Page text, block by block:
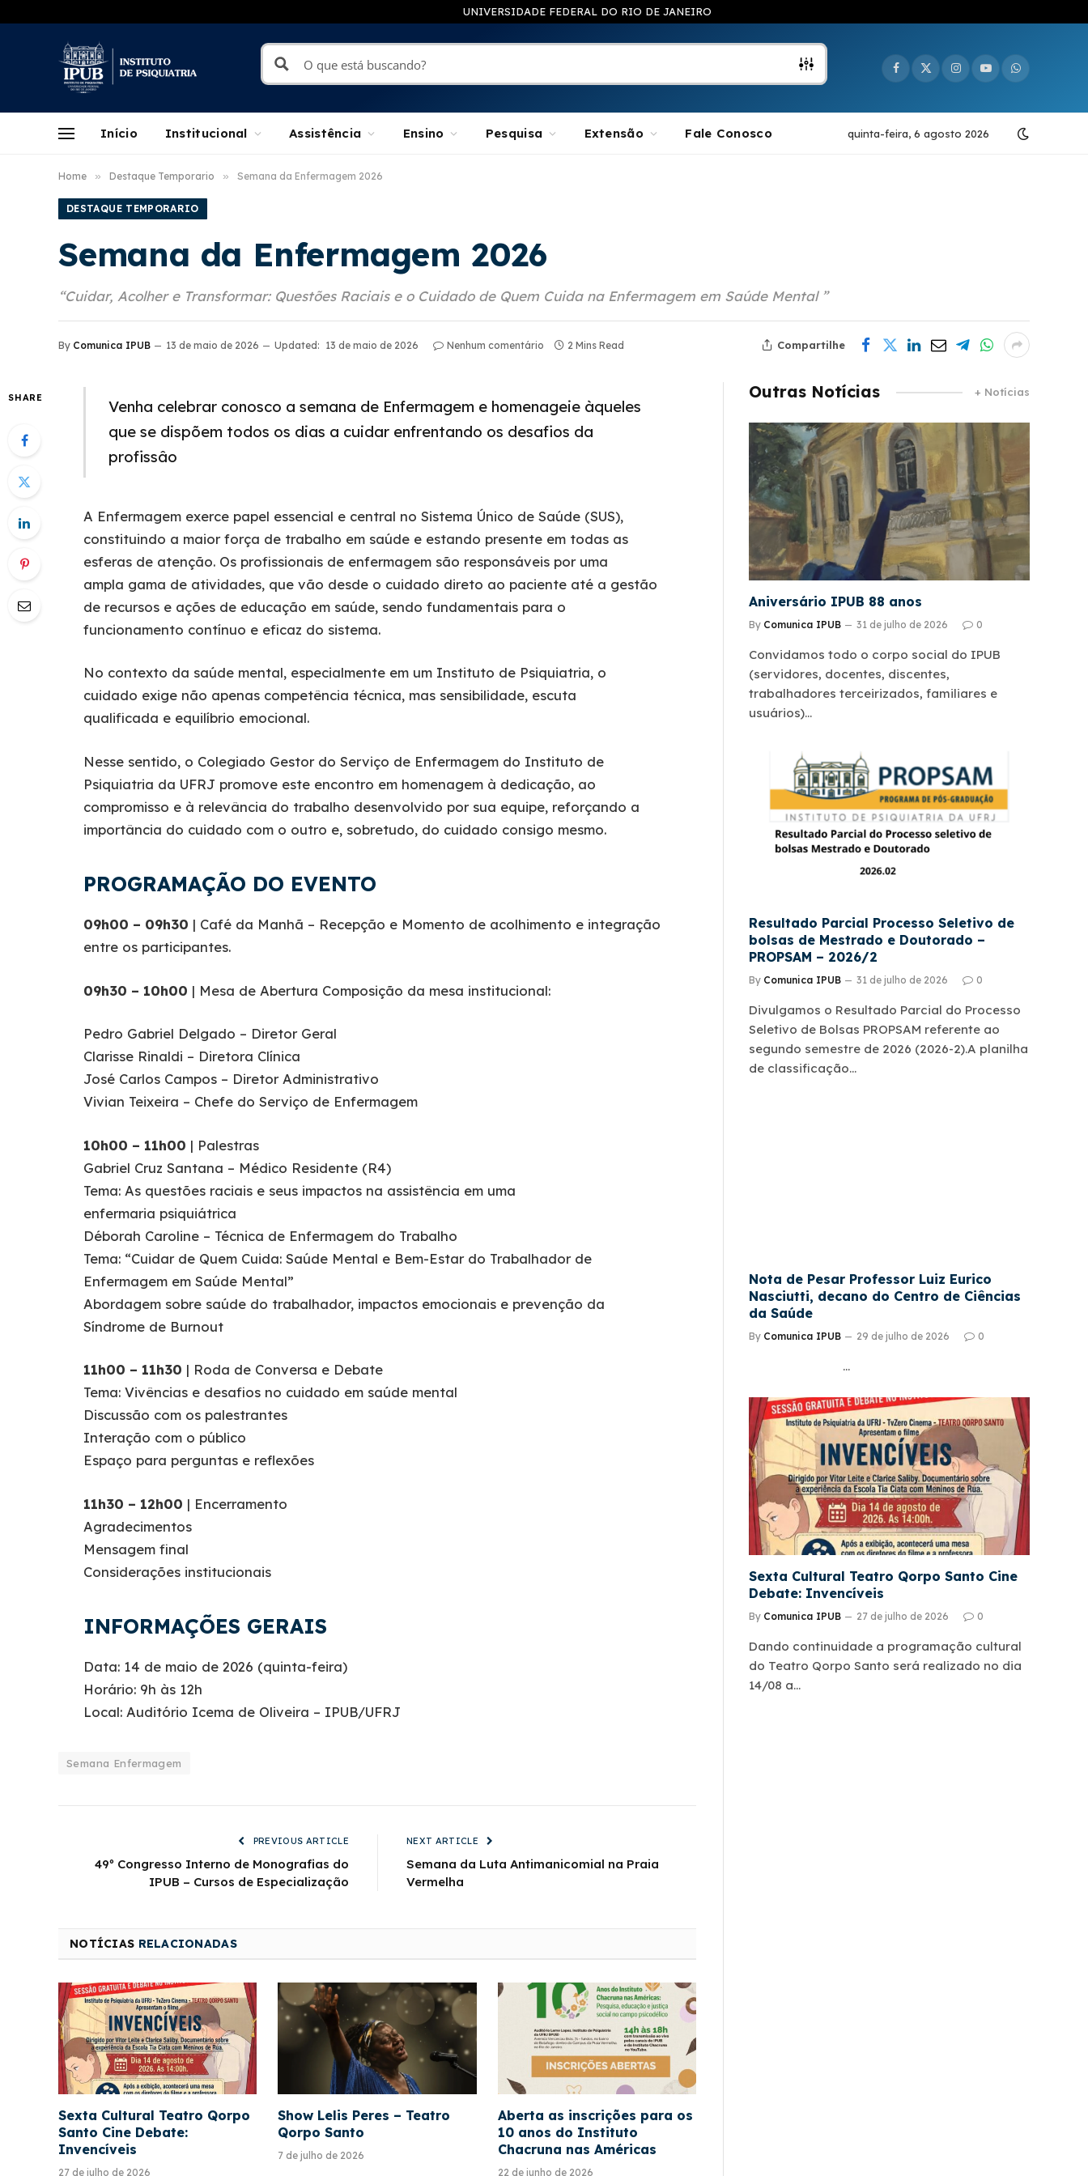
UNIVERSIDADE FEDERAL DO RIO DE JANEIRO
Facebook
X
Instagram
YouTubeWhatsApp
Início Institucional Assistência Ensino Pesquisa Extensão Fale Conosco quinta-feira, 6 agosto 2026
Home » Destaque Temporario » Semana da Enfermagem 2026
DESTAQUE TEMPORARIO
Semana da Enfermagem 2026
“Cuidar, Acolher e Transformar: Questões Raciais e o Cuidado de Quem Cuida na Enfermagem em Saúde Mental ”
By Comunica IPUB 13 de maio de 2026 Updated: 13 de maio de 2026 Nenhum comentário 2 Mins Read Compartilhe
SHARE
Venha celebrar conosco a semana de Enfermagem e homenageie àqueles
que se dispõem todos os dias a cuidar enfrentando os desafios da
profissâo
A Enfermagem exerce papel essencial e central no Sistema Único de Saúde (SUS),
constituindo a maior força de trabalho em saúde e estando presente em todas as
esferas de atenção. Os profissionais de enfermagem são responsáveis por uma
ampla gama de atividades, que vão desde o cuidado direto ao paciente até a gestão
de recursos e ações de educação em saúde, sendo fundamentais para o
funcionamento contínuo e eficaz do sistema.
No contexto da saúde mental, especialmente em um Instituto de Psiquiatria, o
cuidado exige não apenas competência técnica, mas sensibilidade, escuta
qualificada e equilíbrio emocional.
Nesse sentido, o Colegiado Gestor do Serviço de Enfermagem do Instituto de
Psiquiatria da UFRJ promove este encontro em homenagem à dedicação, ao
compromisso e à relevância do trabalho desenvolvido por sua equipe, reforçando a
importância do cuidado com o outro e, sobretudo, do cuidado consigo mesmo.
PROGRAMAÇÃO DO EVENTO
09h00 – 09h30 | Café da Manhã – Recepção e Momento de acolhimento e integração
entre os participantes.
09h30 – 10h00 | Mesa de Abertura Composição da mesa institucional:
Pedro Gabriel Delgado – Diretor Geral
Clarisse Rinaldi – Diretora Clínica
José Carlos Campos – Diretor Administrativo
Vivian Teixeira – Chefe do Serviço de Enfermagem
10h00 – 11h00 | Palestras
Gabriel Cruz Santana – Médico Residente (R4)
Tema: As questões raciais e seus impactos na assistência em uma
enfermaria psiquiátrica
Déborah Caroline – Técnica de Enfermagem do Trabalho
Tema: “Cuidar de Quem Cuida: Saúde Mental e Bem-Estar do Trabalhador de
Enfermagem em Saúde Mental”
Abordagem sobre saúde do trabalhador, impactos emocionais e prevenção da
Síndrome de Burnout
11h00 – 11h30 | Roda de Conversa e Debate
Tema: Vivências e desafios no cuidado em saúde mental
Discussão com os palestrantes
Interação com o público
Espaço para perguntas e reflexões
11h30 – 12h00 | Encerramento
Agradecimentos
Mensagem final
Considerações institucionais
INFORMAÇÕES GERAIS
Data: 14 de maio de 2026 (quinta-feira)
Horário: 9h às 12h
Local: Auditório Icema de Oliveira – IPUB/UFRJ
Semana Enfermagem
PREVIOUS ARTICLE
49º Congresso Interno de Monografias do
IPUB – Cursos de Especialização
NEXT ARTICLE
Semana da Luta Antimanicomial na Praia
Vermelha
NOTÍCIAS RELACIONADAS
Sexta Cultural Teatro Qorpo
Santo Cine Debate:
Invencíveis
27 de julho de 2026
Show Lelis Peres – Teatro
Qorpo Santo
7 de julho de 2026
Aberta as inscrições para os
10 anos do Instituto
Chacruna nas Américas
22 de junho de 2026
Outras Notícias + Notícias
Aniversário IPUB 88 anos
By Comunica IPUB 31 de julho de 2026 0
Convidamos todo o corpo social do IPUB
(servidores, docentes, discentes,
trabalhadores terceirizados, familiares e
usuários)…
Resultado Parcial Processo Seletivo de
bolsas de Mestrado e Doutorado –
PROPSAM – 2026/2
By Comunica IPUB 31 de julho de 2026 0
Divulgamos o Resultado Parcial do Processo
Seletivo de Bolsas PROPSAM referente ao
segundo semestre de 2026 (2026-2).A planilha
de classificação…
Nota de Pesar Professor Luiz Eurico
Nasciutti, decano do Centro de Ciências
da Saúde
By Comunica IPUB 29 de julho de 2026 0
…
Sexta Cultural Teatro Qorpo Santo Cine
Debate: Invencíveis
By Comunica IPUB 27 de julho de 2026 0
Dando continuidade a programação cultural
do Teatro Qorpo Santo será realizado no dia
14/08 a…